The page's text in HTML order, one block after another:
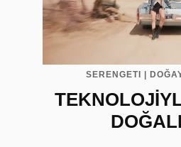
SERENGETI |